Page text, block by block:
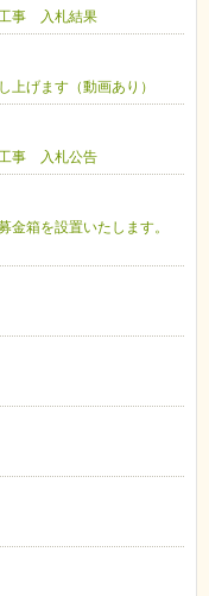
事 入札結果
上げます（動画あり）
事 入札公告
金箱を設置いたします。